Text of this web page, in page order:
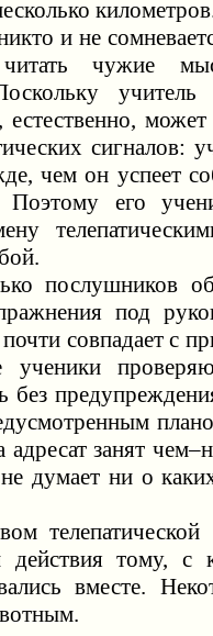
и не
чужие
может
сигналов:
чем он успеет
Поэтому его
послушников
под
совпадает с
ученики
адресат занят
думает ни о
телепатической
тому, с
вместе.